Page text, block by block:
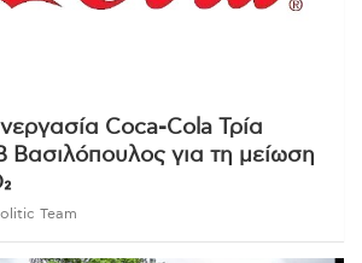
Coca-Cola Τρία
Βασιλόπουλος για τη μείωση
Team